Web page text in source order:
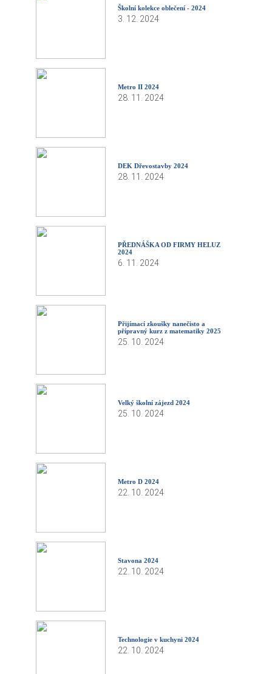
Školní kolekce oblečení - 2024
3. 12. 2024
Metro II 2024
28. 11. 2024
DEK Dřevostavby 2024
28. 11. 2024
PŘEDNÁŠKA OD FIRMY HELUZ
2024
6. 11. 2024
Přijímací zkoušky nanečisto a
přípravný kurz z matematiky 2025
25. 10. 2024
Velký školní zájezd 2024
25. 10. 2024
Metro D 2024
22. 10. 2024
Stavona 2024
22. 10. 2024
Technologie v kuchyni 2024
22. 10. 2024